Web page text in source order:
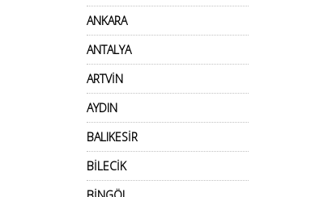
ANKARA
ANTALYA
ARTVİN
AYDIN
BALIKESİR
BİLECİK